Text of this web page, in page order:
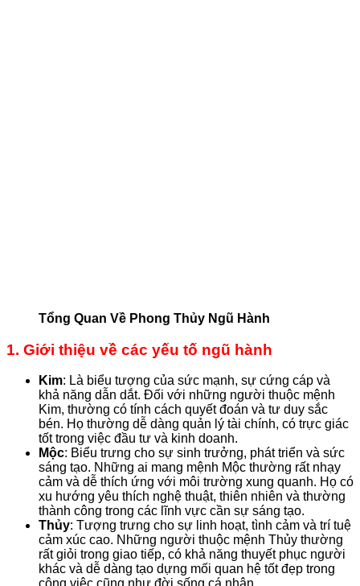
Tổng Quan Về Phong Thủy Ngũ Hành
1. Giới thiệu về các yếu tố ngũ hành
Kim: Là biểu tượng của sức mạnh, sự cứng cáp và
khả năng dẫn dắt. Đối với những người thuộc mệnh
Kim, thường có tính cách quyết đoán và tư duy sắc
bén. Họ thường dễ dàng quản lý tài chính, có trực giác
tốt trong việc đầu tư và kinh doanh.
Mộc: Biểu trưng cho sự sinh trưởng, phát triển và sức
sáng tạo. Những ai mang mệnh Mộc thường rất nhạy
cảm và dễ thích ứng với môi trường xung quanh. Họ có
xu hướng yêu thích nghệ thuật, thiên nhiên và thường
thành công trong các lĩnh vực cần sự sáng tạo.
Thủy: Tượng trưng cho sự linh hoạt, tình cảm và trí tuệ
cảm xúc cao. Những người thuộc mệnh Thủy thường
rất giỏi trong giao tiếp, có khả năng thuyết phục người
khác và dễ dàng tạo dựng mối quan hệ tốt đẹp trong